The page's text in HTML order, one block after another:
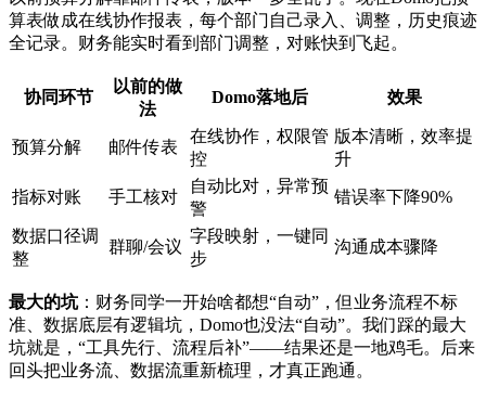
算表做成在线协作报表，每个部门自己录入、调整，历史痕迹
全记录。财务能实时看到部门调整，对账快到飞起。
协同环节
以前的做
法
Domo落地后 效果
预算分解 邮件传表
在线协作，权限管
控
版本清晰，效率提
升
指标对账 手工核对
自动比对，异常预
警
错误率下降90%
数据口径调
整
群聊/会议
字段映射，一键同
步
沟通成本骤降
最大的坑：财务同学一开始啥都想“自动”，但业务流程不标
准、数据底层有逻辑坑，Domo也没法“自动”。我们踩的最大
坑就是，“工具先行、流程后补”——结果还是一地鸡毛。后来
回头把业务流、数据流重新梳理，才真正跑通。